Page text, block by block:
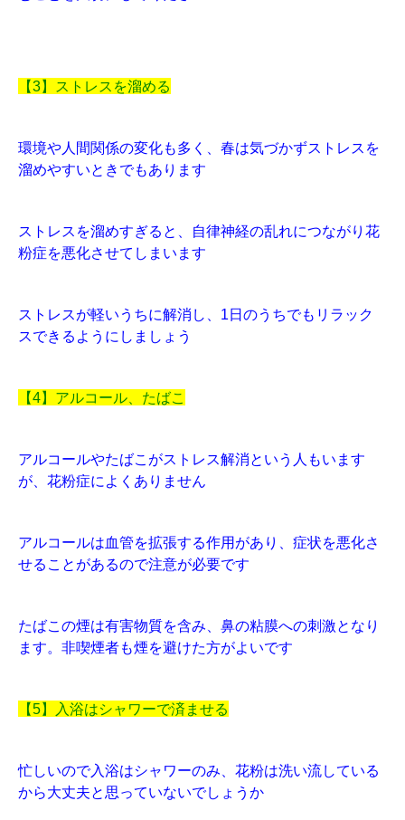
【3】ストレスを溜める
環境や人間関係の変化も多く、春は気づかずストレスを
溜めやすいときでもあります
ストレスを溜めすぎると、自律神経の乱れにつながり花
粉症を悪化させてしまいます
ストレスが軽いうちに解消し、1日のうちでもリラック
スできるようにしましょう
【4】アルコール、たばこ
アルコールやたばこがストレス解消という人もいます
が、花粉症によくありません
アルコールは血管を拡張する作用があり、症状を悪化さ
せることがあるので注意が必要です
たばこの煙は有害物質を含み、鼻の粘膜への刺激となり
ます。非喫煙者も煙を避けた方がよいです
【5】入浴はシャワーで済ませる
忙しいので入浴はシャワーのみ、花粉は洗い流している
から大丈夫と思っていないでしょうか